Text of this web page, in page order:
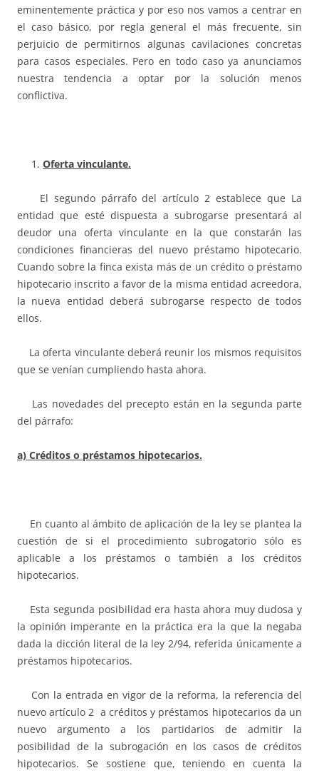
eminentemente práctica y por eso nos vamos a centrar en
el caso básico, por regla general el más frecuente, sin
perjuicio de permitirnos algunas cavilaciones concretas
para casos especiales. Pero en todo caso ya anunciamos
nuestra tendencia a optar por la solución menos
conflictiva.
Oferta vinculante.
El segundo párrafo del artículo 2 establece que La
entidad que esté dispuesta a subrogarse presentará al
deudor una oferta vinculante en la que constarán las
condiciones financieras del nuevo préstamo hipotecario.
Cuando sobre la finca exista más de un crédito o préstamo
hipotecario inscrito a favor de la misma entidad acreedora,
la nueva entidad deberá subrogarse respecto de todos
ellos.
La oferta vinculante deberá reunir los mismos requisitos
que se venían cumpliendo hasta ahora.
Las novedades del precepto están en la segunda parte
del párrafo:
a) Créditos o préstamos hipotecarios.
En cuanto al ámbito de aplicación de la ley se plantea la
cuestión de si el procedimiento subrogatorio sólo es
aplicable a los préstamos o también a los créditos
hipotecarios.
Esta segunda posibilidad era hasta ahora muy dudosa y
la opinión imperante en la práctica era la que la negaba
dada la dicción literal de la ley 2/94, referida únicamente a
préstamos hipotecarios.
Con la entrada en vigor de la reforma, la referencia del
nuevo artículo 2 a créditos y préstamos hipotecarios da un
nuevo argumento a los partidarios de admitir la
posibilidad de la subrogación en los casos de créditos
hipotecarios. Se sostiene que, teniendo en cuenta la